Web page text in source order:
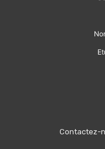
Contactez-